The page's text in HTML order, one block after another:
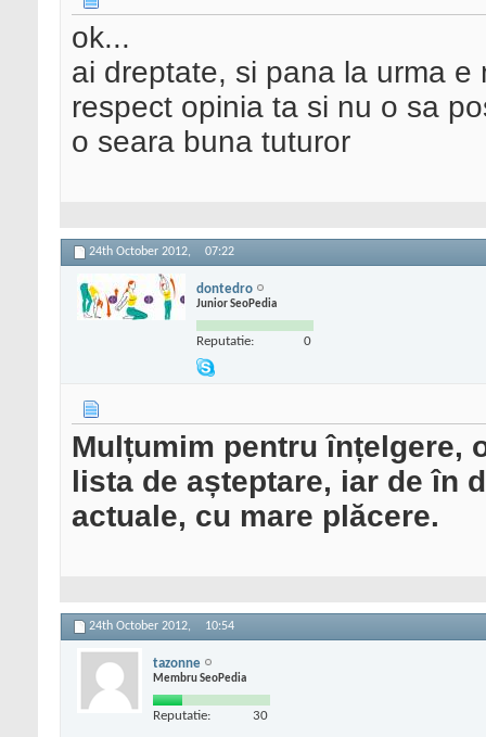
ok...
ai dreptate, si pana la urma
respect opinia ta si nu o sa
o seara buna tuturor
24th October 2012, 07:22
dontedro
Junior SeoPedia
Reputatie: 0
Mulțumim pentru înțelgere,
lista de așteptare, iar de în
actuale, cu mare plăcere.
24th October 2012, 10:54
tazonne
Membru SeoPedia
Reputatie: 30